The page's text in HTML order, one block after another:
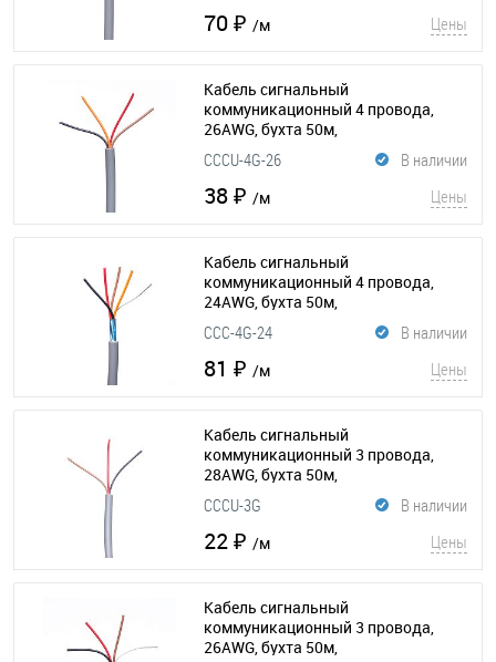
70 ₽ /м Цены
Кабель сигнальный
коммуникационный 4 провода,
26AWG, бухта 50м,
неэкранированный, серый
(015-193)
В наличии
CCCU-4G-26
38 ₽ /м Цены
Кабель сигнальный
коммуникационный 4 провода,
24AWG, бухта 50м,
экранированный, серый (015-205)
В наличии
CCC-4G-24
81 ₽ /м Цены
Кабель сигнальный
коммуникационный 3 провода,
28AWG, бухта 50м,
неэкранированный, серый
(015-183)
В наличии
CCCU-3G
22 ₽ /м Цены
Кабель сигнальный
коммуникационный 3 провода,
26AWG, бухта 50м,